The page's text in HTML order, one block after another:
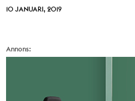
10 JANUARI, 2019
Annons: